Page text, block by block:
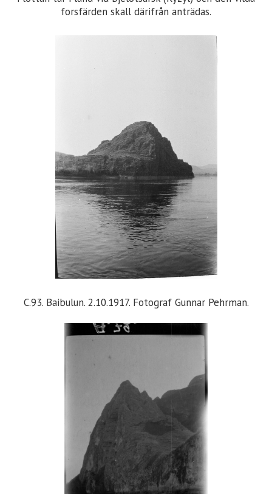
forsfärden skall därifrån anträdas.
C.93. Baibulun. 2.10.1917. Fotograf Gunnar Pehrman.